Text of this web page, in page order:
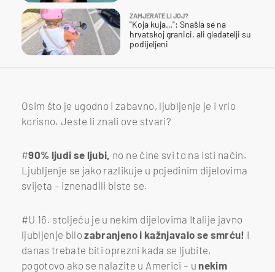
ZAMJERATE LI JOJ?
"Koja kuja…": Snašla se na
hrvatskoj granici, ali gledatelji su
podijeljeni
Osim što je ugodno i zabavno, ljubljenje je i vrlo
korisno. Jeste li znali ove stvari?
#90% ljudi se ljubi, no ne čine svi to na isti način.
Ljubljenje se jako razlikuje u pojedinim dijelovima
svijeta – iznenadili biste se.
#U 16. stoljeću je u nekim dijelovima Italije javno
ljubljenje bilozabranjeno i kažnjavalo se smrću! I
danas trebate biti oprezni kada se ljubite,
pogotovo ako se nalazite u Americi – u nekim